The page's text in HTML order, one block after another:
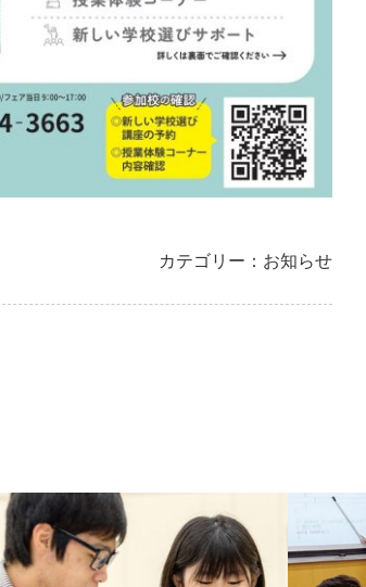
カテゴリー：お知らせ